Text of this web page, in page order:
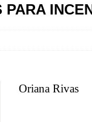
Oriana Rivas